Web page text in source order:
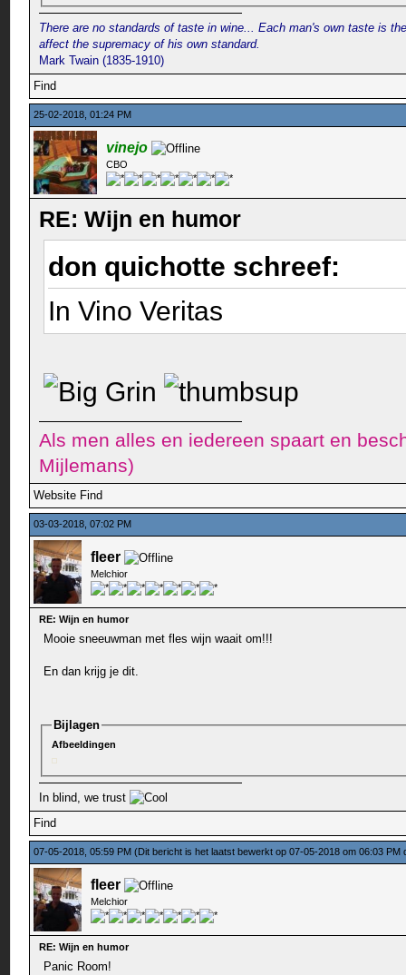
There are no standards of taste in wine... Each man's own taste is
affect the supremacy of his own standard.
Mark Twain (1835-1910)
Find
25-02-2018, 01:24 PM
vinejo
CBO
RE: Wijn en humor
don quichotte schreef:
In Vino Veritas
Als men alles en iedereen spaart en
Mijlemans)
Website Find
03-03-2018, 07:02 PM
fleer
Melchior
RE: Wijn en humor
Mooie sneeuwman met fles wijn waait om!!!
En dan krijg je dit.
Bijlagen
Afbeeldingen
In blind, we trust
Find
07-05-2018, 05:59 PM(Dit bericht is het laatst bewerkt op 07-05-2018 om 06:03 PM
fleer
Melchior
RE: Wijn en humor
Panic Room!